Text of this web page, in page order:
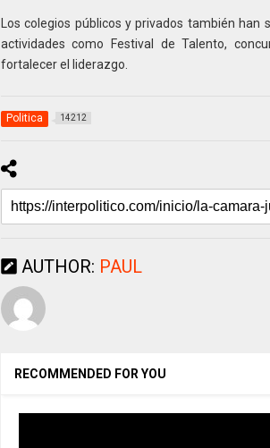
Los colegios públicos y privados también
actividades como Festival de Talento,
fortalecer el liderazgo.
Politica 14212
AUTHOR: PAUL
RECOMMENDED FOR YOU